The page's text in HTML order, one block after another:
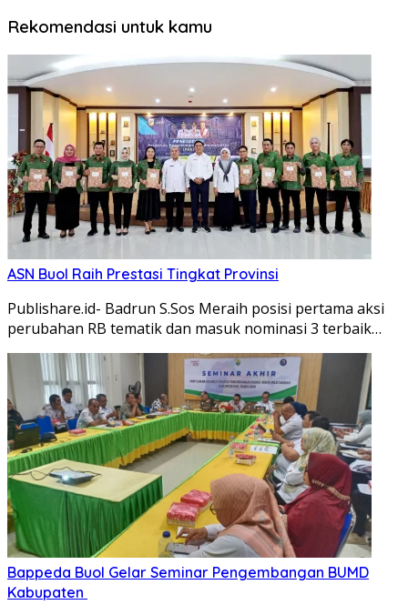
Rekomendasi untuk kamu
ASN Buol Raih Prestasi Tingkat Provinsi
Publishare.id- Badrun S.Sos Meraih posisi pertama aksi
perubahan RB tematik dan masuk nominasi 3 terbaik…
Bappeda Buol Gelar Seminar Pengembangan BUMD
Kabupaten